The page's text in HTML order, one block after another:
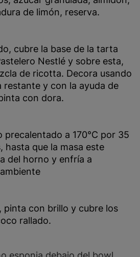
de limón, reserva.
cubre la base de la tarta
Nestlé y sobre esta,
de ricotta. Decora usando
restante y con la ayuda de
con dora.
precalentado a 170°C por 35
hasta que la masa este
del horno y enfría a
pinta con brillo y cubre los
rallado.